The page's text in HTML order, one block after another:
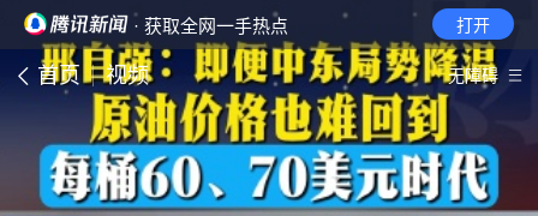
· 获取全网一手热点 打开
首页 视频 无障碍